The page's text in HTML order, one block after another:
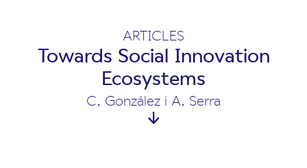
ARTICLES
Towards Social Innovation
Ecosystems
C. González i A. Serra